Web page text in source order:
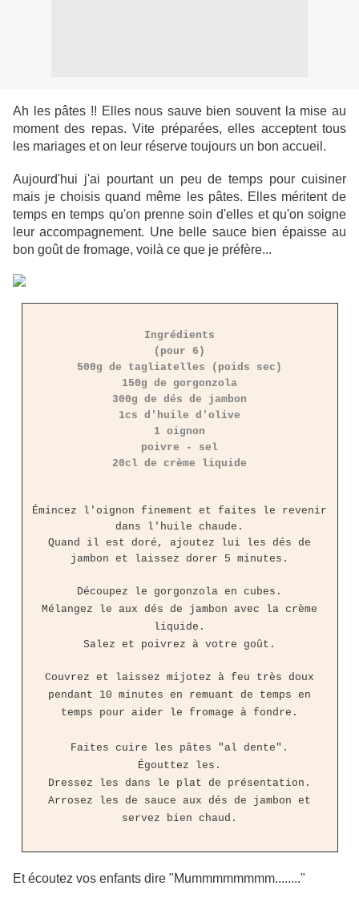
Ah les pâtes !! Elles nous sauve bien souvent la mise au
moment des repas. Vite préparées, elles acceptent tous
les mariages et on leur réserve toujours un bon accueil.
Aujourd'hui j'ai pourtant un peu de temps pour cuisiner
mais je choisis quand même les pâtes. Elles méritent de
temps en temps qu'on prenne soin d'elles et qu'on soigne
leur accompagnement. Une belle sauce bien épaisse au
bon goût de fromage, voilà ce que je préfère...
Ingrédients
(pour 6)
500g de tagliatelles (poids sec)
150g de gorgonzola
300g de dés de jambon
1cs d'huile d'olive
1 oignon
poivre - sel
20cl de crème liquide
Émincez l'oignon finement et faites le revenir
dans l'huile chaude.
Quand il est doré, ajoutez lui les dés de
jambon et laissez dorer 5 minutes.
Découpez le gorgonzola en cubes.
Mélangez le aux dés de jambon avec la crème
liquide.
Salez et poivrez à votre goût.
Couvrez et laissez mijotez à feu très doux
pendant 10 minutes en remuant de temps en
temps pour aider le fromage à fondre.
Faites cuire les pâtes "al dente".
Égouttez les.
Dressez les dans le plat de présentation.
Arrosez les de sauce aux dés de jambon et
servez bien chaud.
Et écoutez vos enfants dire "Mummmmmmmm........"